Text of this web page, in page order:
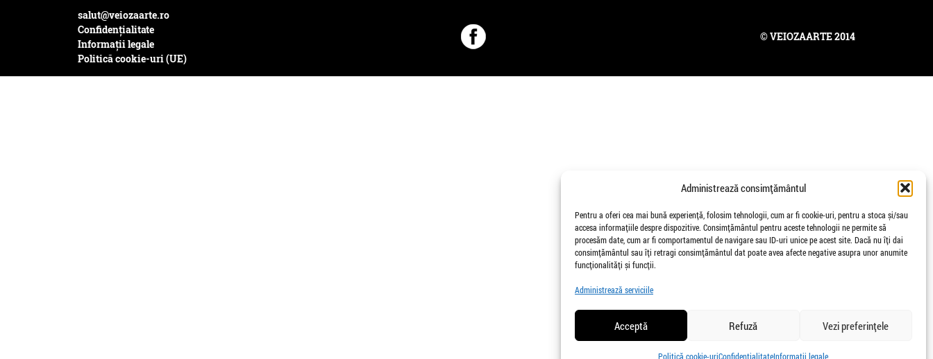
Administrează consimțământul
Pentru a oferi cea mai bună experiență, folosim tehnologii, cum ar fi cookie-uri, pentru a stoca și/sau
accesa informațiile despre dispozitive. Consimțământul pentru aceste tehnologii ne permite să
procesăm date, cum ar fi comportamentul de navigare sau ID-uri unice pe acest site. Dacă nu îți dai
consimțământul sau îți retragi consimțământul dat poate avea afecte negative asupra unor anumite
funcționalități și funcții.
Administrează serviciile
Acceptă Refuză Vezi preferințele
Politică cookie-uriConfidențialitateInformații legale
salut@veiozaarte.ro
Confidențialitate
Informații legale
Politică cookie-uri (UE)
© VEIOZAARTE 2014